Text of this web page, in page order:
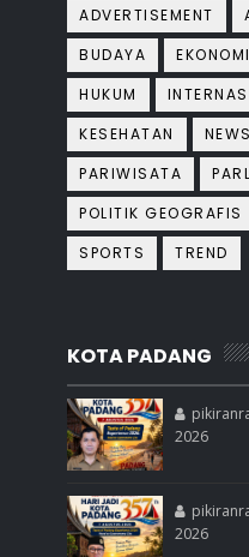
ADVERTISEMENT
BUDAYA
EKONOMI
HUKUM
KESEHATAN
NEWS
PARIWISATA
POLITIK GEOGRAFIS
SPORTS
TREND
KOTA PADANG
2026
2026